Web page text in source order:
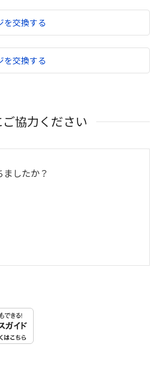
を交換する
を交換する
協力ください
したか？